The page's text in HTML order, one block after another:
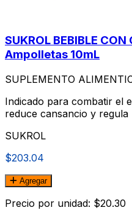
SUKROL BEBIBLE
Ampolletas 10mL
SUPLEMENTO
Indicado para combatir el
reduce cansancio y
SUKROL
$203.04
Agregar
Precio por unidad: $20.30